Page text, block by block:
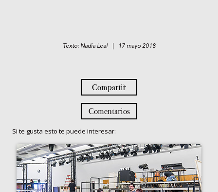
Texto: Nadia Leal | 17 mayo 2018
Compartir
Comentarios
Si te gusta esto te puede interesar: